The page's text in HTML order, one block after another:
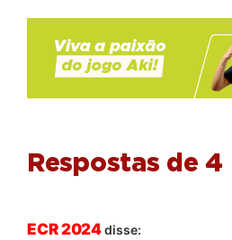
Respostas de 4
ECR 2024disse: